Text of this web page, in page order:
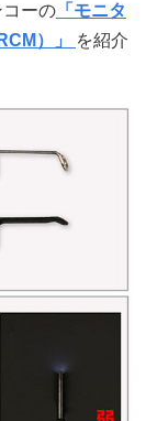
ーの 「モニタ
）」
を紹介